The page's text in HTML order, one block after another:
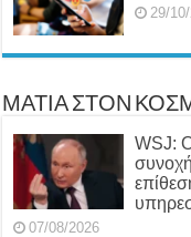
29/
ΜΑΤΙΑ ΣΤΟΝ
WSJ: Ο
07/08/2026